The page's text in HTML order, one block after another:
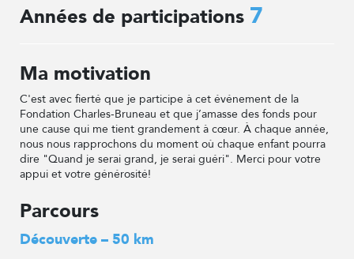
Années de participations 7
Ma motivation
C'est avec fierté que je participe à cet événement de la
Fondation Charles-Bruneau et que j’amasse des fonds pour
une cause qui me tient grandement à cœur. À chaque année,
nous nous rapprochons du moment où chaque enfant pourra
dire "Quand je serai grand, je serai guéri". Merci pour votre
appui et votre générosité!
Parcours
Découverte – 50 km